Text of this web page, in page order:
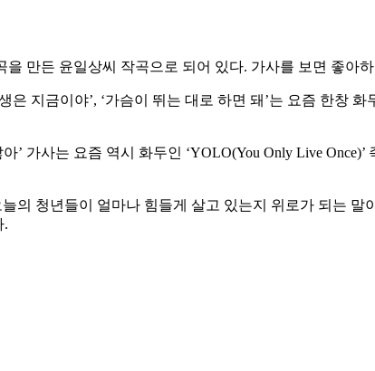
만든 윤일상씨 작곡으로 되어 있다. 가사를 보면 좋아
지금이야’, ‘가슴이 뛰는 대로 하면 돼’는 요즘 한창
’ 가사는 요즘 역시 화두인 ‘YOLO(You Only Live
의 청년들이 얼마나 힘들게 살고 있는지 위로가 되는
.